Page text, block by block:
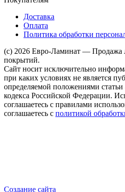
Доставка
Оплата
Политика обработки
(c) 2026 Евро-Ламинат — Продажа
покрытий.
Сайт носит исключительно
при каких условиях не является
определяемой положениями
кодекса Российской Федерации.
соглашаетесь с правилами
соглашаетесь с политикой
Создание сайта